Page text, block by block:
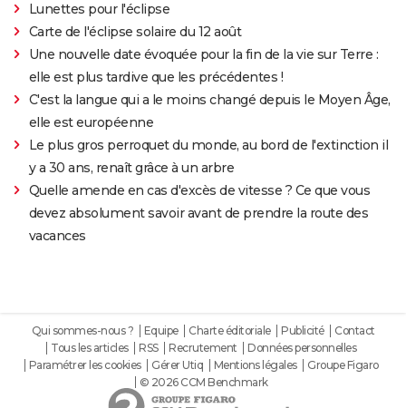
Lunettes pour l'éclipse
Carte de l'éclipse solaire du 12 août
Une nouvelle date évoquée pour la fin de la vie sur Terre :
elle est plus tardive que les précédentes !
C'est la langue qui a le moins changé depuis le Moyen Âge,
elle est européenne
Le plus gros perroquet du monde, au bord de l'extinction il
y a 30 ans, renaît grâce à un arbre
Quelle amende en cas d'excès de vitesse ? Ce que vous
devez absolument savoir avant de prendre la route des
vacances
Qui sommes-nous ? Equipe Charte éditoriale Publicité
Contact
Tous les articles
RSS Recrutement
Données personnelles
Paramétrer les cookies
Gérer Utiq Mentions légales
Groupe Figaro
© 2026 CCM Benchmark